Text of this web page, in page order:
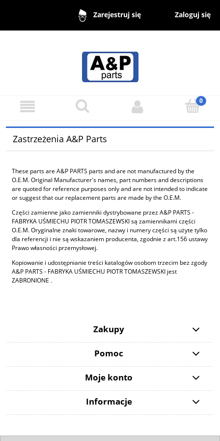
Zarejestruj się Zaloguj się
Zastrzeżenia A&P Parts
These parts are A&P PARTS parts and are not manufactured by the
O.E.M. Original Manufacturer's names, part numbers and descriptions
are quoted for reference purposes only and are not intended to indicate
or suggest that our replacement parts are made by the O.E.M.
Części zamienne jako zamienniki dystrybowane przez A&P PARTS -
FABRYKA UŚMIECHU PIOTR TOMASZEWSKI są zamiennikami części
O.E.M. Oryginalne znaki towarowe, nazwy i numery części są użyte tylko
dla referencji i nie są wskazaniem producenta, zgodnie z art.156 ustawy
Prawo własności przemysłowej.
Kopiowanie i udostępnianie treści katalogów osobom trzecim bez zgody
A&P PARTS - FABRYKA UŚMIECHU PIOTR TOMASZEWSKI jest
ZABRONIONE .
Zakupy
Pomoc
Moje konto
Informacje